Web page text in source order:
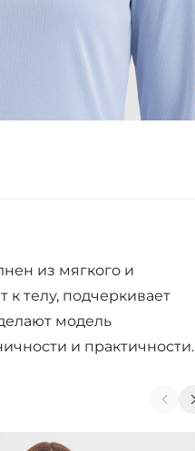
из мягкого и
телу, подчеркивает
модель
и практичности.